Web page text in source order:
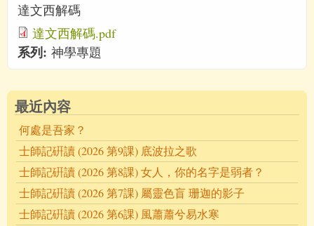
達文西解碼
達文西解碼.pdf
系列: 神學專題
最近內容
何處是吾家？
士師記硏讀 (2026 第9課) 底波拉之歌
士師記硏讀 (2026 第8課) 女人，你的名字是弱者？
士師記硏讀 (2026 第7課) 屬靈色盲 珊迦的影子
士師記硏讀 (2026 第6課) 風蕭蕭兮易水寒